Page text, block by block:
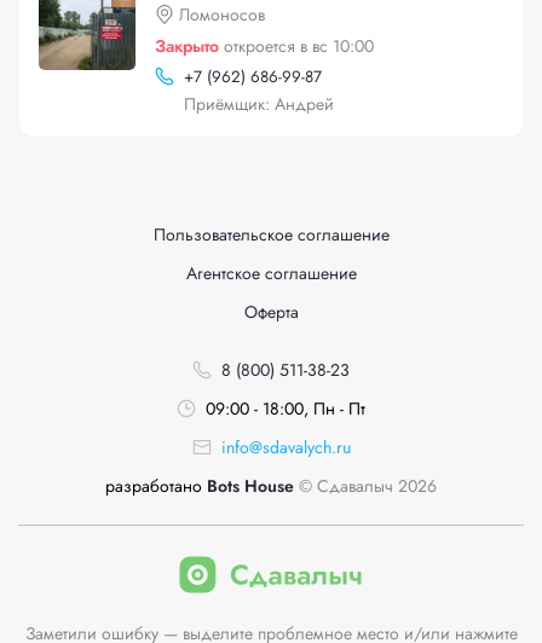
Ломоносов
Закрыто откроется в вс 10:00
+7 (962) 686-99-87
Приёмщик: Андрей
Пользовательское соглашение
Агентское соглашение
Оферта
8 (800) 511-38-23
09:00 - 18:00, Пн - Пт
info@sdavalych.ru
разработано Bots House © Сдавалыч 2026
Заметили ошибку — выделите проблемное место и/или нажмите